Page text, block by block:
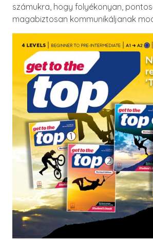
számukra, hogy folyékonyan,
magabiztosan kommunikáljanak